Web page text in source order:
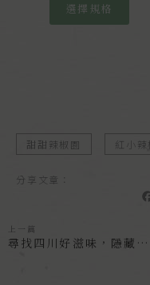
選擇規格
甜甜辣椒園 紅小辣
分享文章：
上一篇
尋找四川好滋味，隱藏在「甜甜辣椒醬」裡的獨家配方